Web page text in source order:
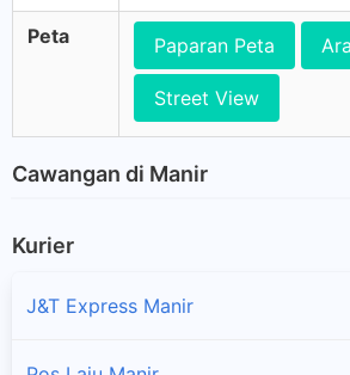
Peta Paparan Peta
Street View
Cawangan di Manir
Kurier
J&T Express Manir